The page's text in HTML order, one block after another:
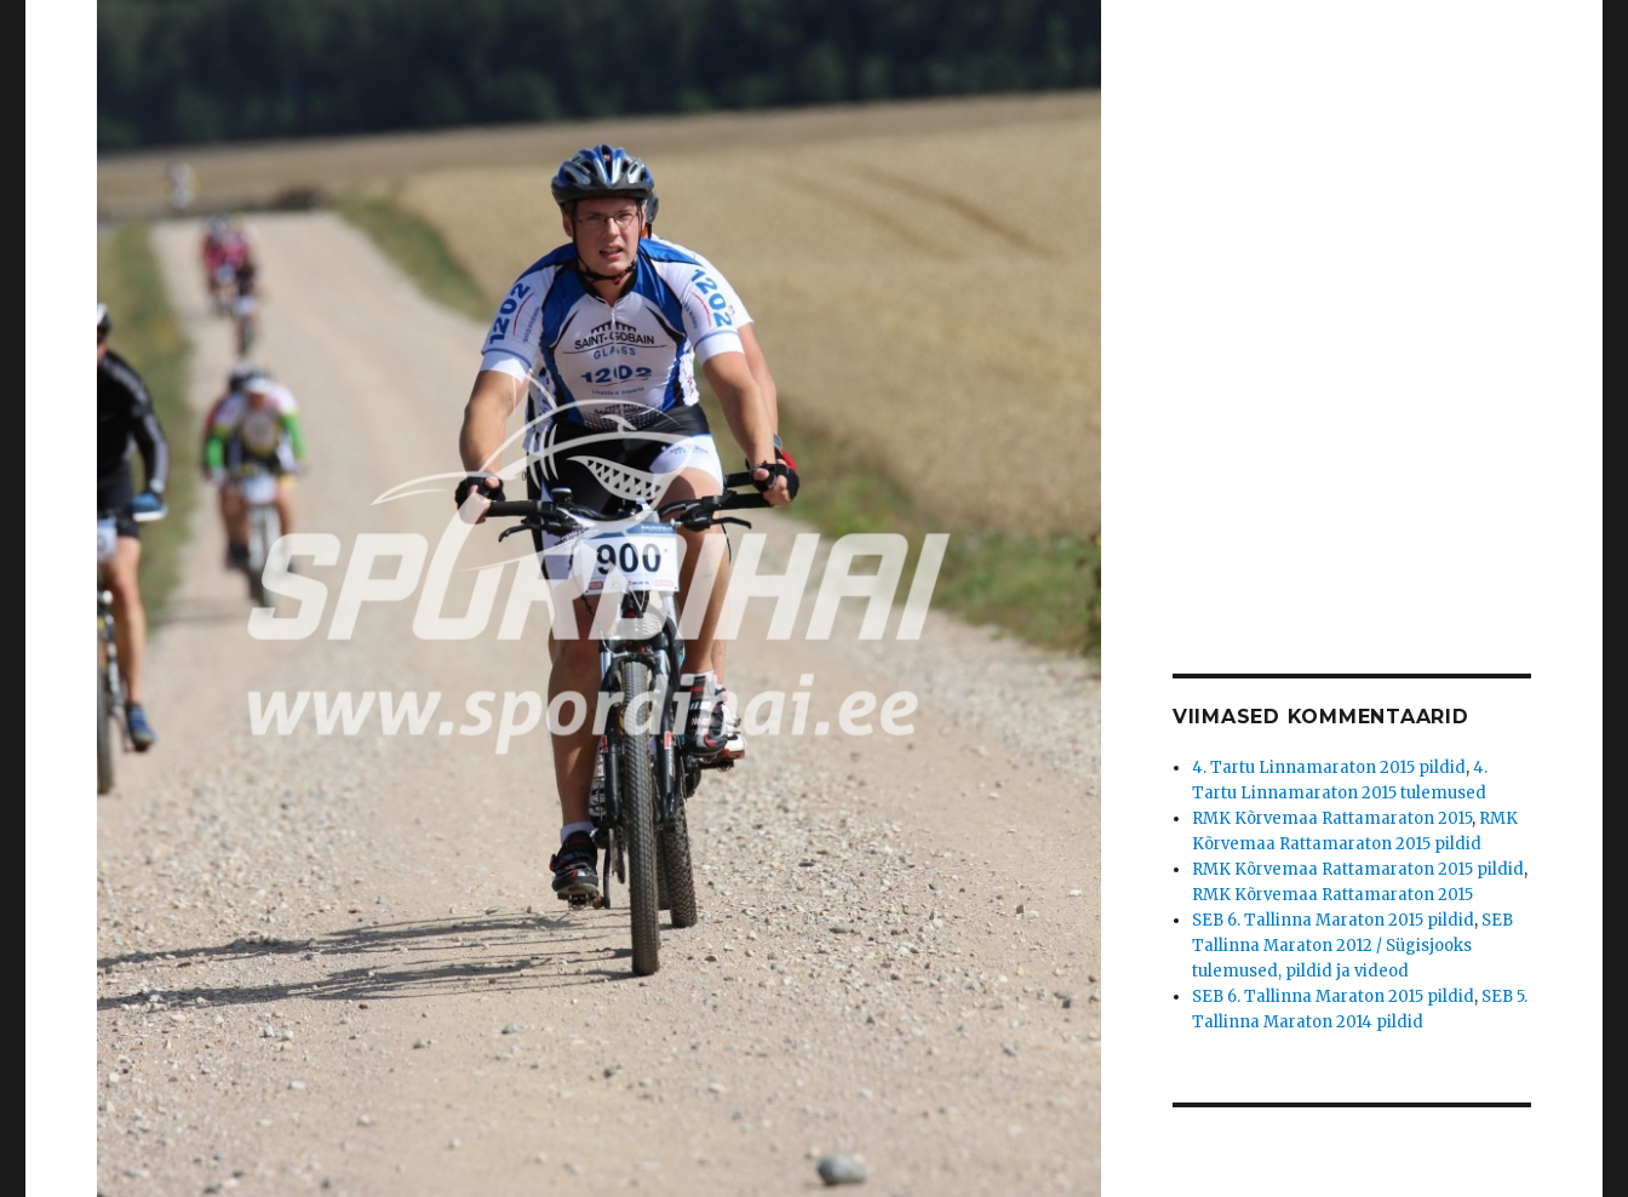
VIIMASED KOMMENTAARID
4. Tartu Linnamaraton 2015 pildid,4.
Tartu Linnamaraton 2015 tulemused
RMK Kõrvemaa Rattamaraton 2015, RMK
Kõrvemaa Rattamaraton 2015 pildid
RMK Kõrvemaa Rattamaraton 2015 pildid,
RMK Kõrvemaa Rattamaraton 2015
SEB 6. Tallinna Maraton 2015 pildid, SEB
Tallinna Maraton 2012 / Sügisjooks
tulemused, pildid ja videod
SEB 6. Tallinna Maraton 2015 pildid, SEB 5.
Tallinna Maraton 2014 pildid